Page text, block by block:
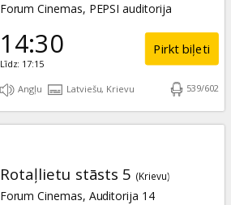
Forum Cinemas, PEPSI auditorija
14:30
Līdz: 17:15
Pirkt biļeti
Angļu Latviešu, Krievu 539/602
Rotaļlietu stāsts 5 (Krievu)
Forum Cinemas, Auditorija 14